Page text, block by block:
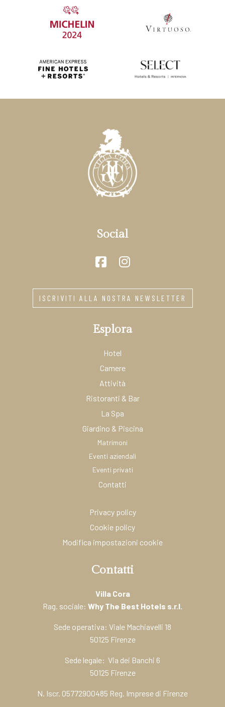
Social
ISCRIVITI ALLA NOSTRA NEWSLETTER
Esplora
Hotel
Camere
Attività
Ristoranti & Bar
La Spa
Giardino & Piscina
Matrimoni
Eventi aziendali
Eventi privati
Contatti
Privacy policy
Cookie policy
Modifica impostazioni cookie
Contatti
Villa Cora
Rag. sociale: Why The Best Hotels s.r.l.
Sede operativa: Viale Machiavelli 18
50125 Firenze
Sede legale: Via dei Banchi 6
50125 Firenze
N. Iscr. 05772900485 Reg. Imprese di Firenze